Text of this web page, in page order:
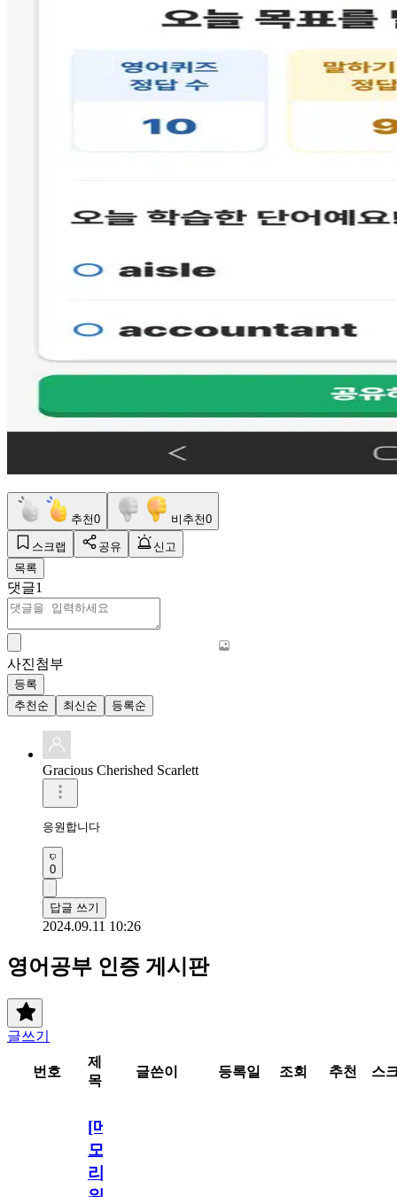
추천0 비추천0
스크랩 공유
신고
목록
댓글1
사진첨부
등록
추천순
최신순 등록순
Gracious Cherished Scarlett
응원합니다
0
답글 쓰기
2024.09.11 10:26
영어공부 인증 게시판
글쓰기
번호
제
목
글쓴이 등록일 조회 추천 스
[메
모
리